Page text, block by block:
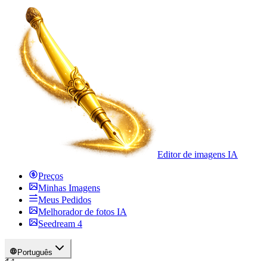
Editor de imagens IA
Preços
Minhas Imagens
Meus Pedidos
Melhorador de fotos IA
Seedream 4
Português